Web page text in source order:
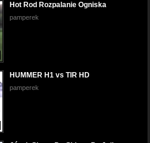
Hot Rod Rozpalanie Ogniska
pamperek
HUMMER H1 vs TIR HD
pamperek